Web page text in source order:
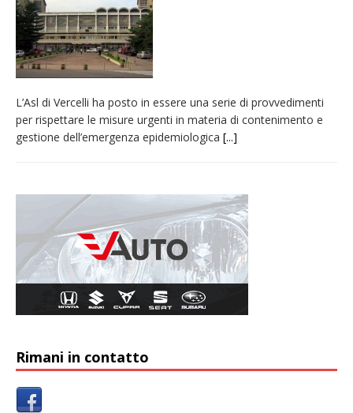
L’Asl di Vercelli ha posto in essere una serie di provvedimenti
per rispettare le misure urgenti in materia di contenimento e
gestione dell’emergenza epidemiologica [...]
Rimani in contatto